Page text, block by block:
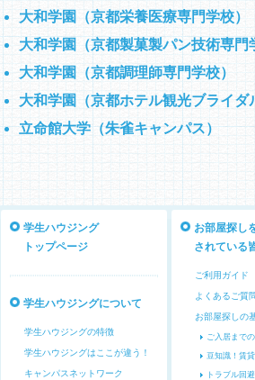
大和学園（京都栄養医療専門学校）
大和学園（京都製菓製パン技術専門
大和学園（京都調理師専門学校）
大和学園（京都ホテル観光ブライダ
立命館大学（朱雀キャンパス）
学生ハウジング
トップページ
学生ハウジングについて
学生ハウジングの特徴
学生ハウジングはここが違う！
キャンパスネットワーク
お部屋探し
されている
ご利用ガイド
よくあるご質
お部屋探しの
ご入居まで
豆知識！賃
トラブル回